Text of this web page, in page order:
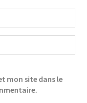
mon site dans le